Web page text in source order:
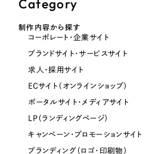
オレンジ・橙色
ブルー・青色
Category
制作内容から探す
コーポレート・企業サイト
ブランドサイト・サービスサイト
求人・採用サイト
ECサイト（オンラインショップ）
ポータルサイト・メディアサイト
LP（ランディングページ）
キャンペーン・プロモーションサイト
ブランディング（ロゴ・印刷物）